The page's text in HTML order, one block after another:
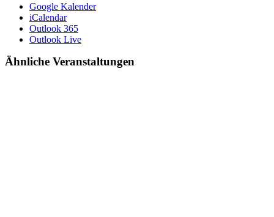
Google Kalender
iCalendar
Outlook 365
Outlook Live
Ähnliche Veranstaltungen